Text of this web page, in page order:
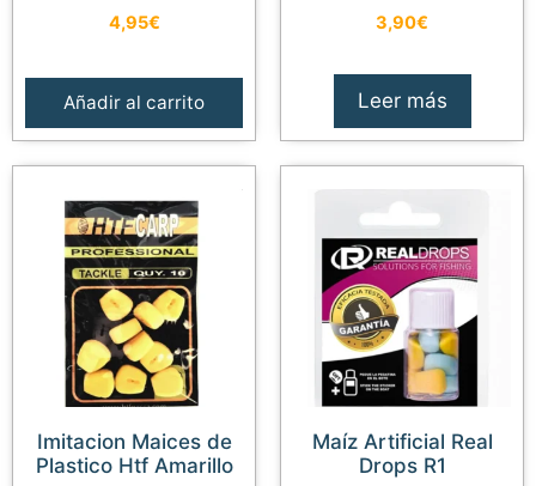
4,95€
Añadir al carrito
3,90€
Leer más
Imitacion Maices de
Plastico Htf Amarillo
Maíz Artificial Real
Drops R1